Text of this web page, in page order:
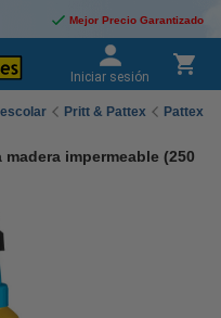
Mejor Precio Garantizado
Iniciar sesión
Pritt & Pattex Pattex
impermeable (250